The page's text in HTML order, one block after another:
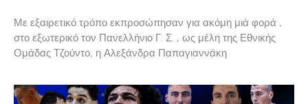
Με εξαιρετικό τρόπο εκπροσώπησαν για ακόμη μιά φορά ,
στο εξωτερικό τον Πανελλήνιο Γ. Σ. , ως μέλη της Εθνικής
Ομάδας Τζούντο, η Αλεξάνδρα Παπαγιαννάκη